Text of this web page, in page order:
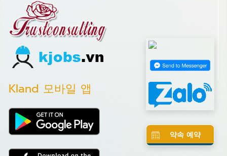
Kland 모바일 앱
약속 예약